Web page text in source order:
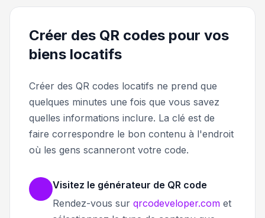
Créer des QR codes pour vos
biens locatifs
Créer des QR codes locatifs ne prend que
quelques minutes une fois que vous savez
quelles informations inclure. La clé est de
faire correspondre le bon contenu à l'endroit
où les gens scanneront votre code.
Visitez le générateur de QR code
Rendez-vous sur qrcodeveloper.com et